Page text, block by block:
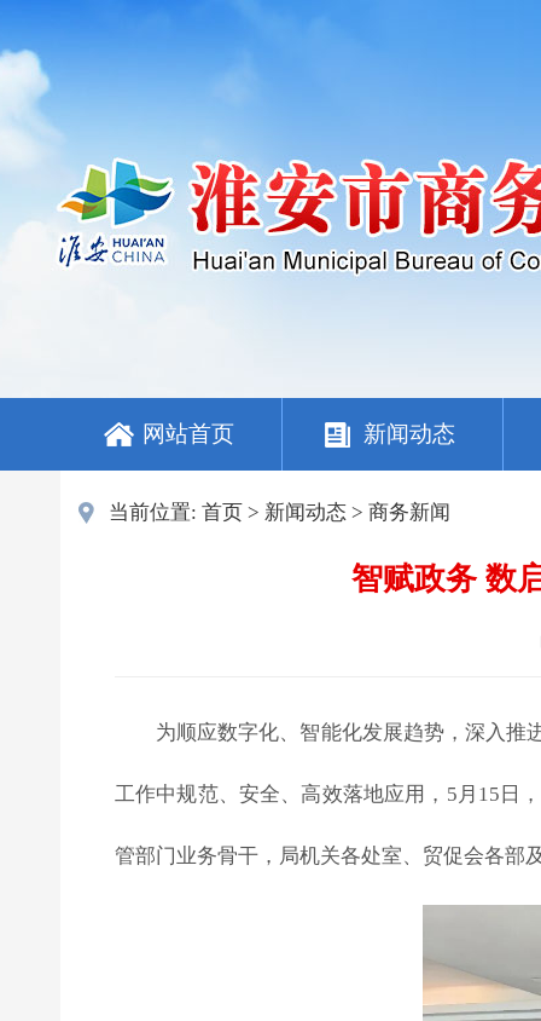
网站首页 新闻动态
当前位置: 首页 > 新闻动态 > 商务新闻
智赋政务 数
为顺应数字化、智能化发展趋势，深入推
工作中规范、安全、高效落地应用，5月15日
管部门业务骨干，局机关各处室、贸促会各部